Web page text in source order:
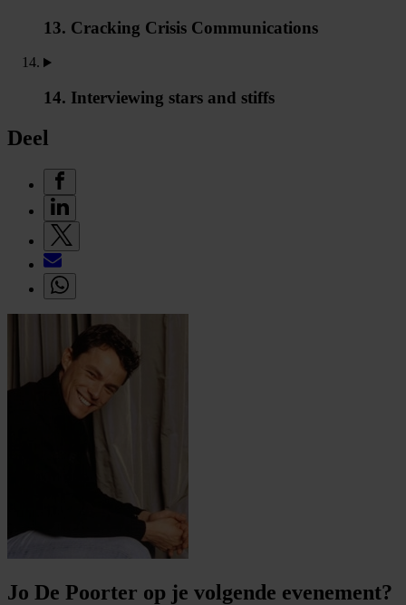
13. Cracking Crisis Communications
14. Interviewing stars and stiffs
Deel
Jo De Poorter op je volgende evenement?